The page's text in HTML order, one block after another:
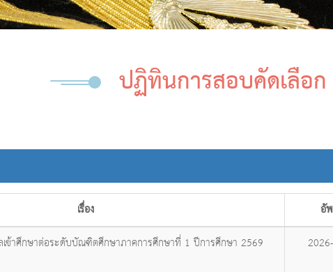
ปฏิทินการสอบคัดเลือก
เรื่อง อั
ข้าศึกษาต่อระดับบัณฑิตศึกษาภาคการศึกษาที่ 1 ปีการศึกษา 2569